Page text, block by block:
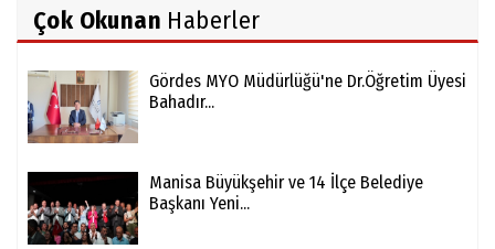
Çok Okunan Haberler
Gördes MYO Müdürlüğü'ne Dr.Öğretim Üyesi
Bahadır...
Manisa Büyükşehir ve 14 İlçe Belediye
Başkanı Yeni...